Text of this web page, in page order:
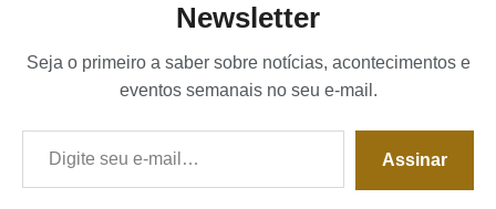
Newsletter
Seja o primeiro a saber sobre notícias, acontecimentos e
eventos semanais no seu e-mail.
Digite seu e-mail…
Assinar